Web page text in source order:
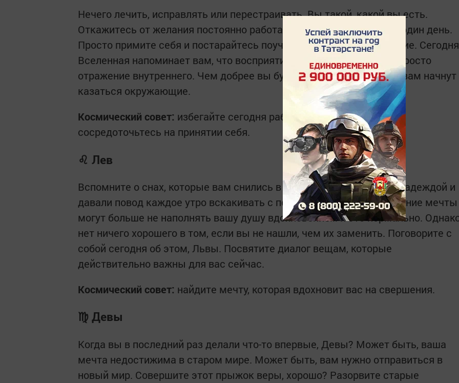
Нечего лечить, исправлять или перестраивать. Вы такой, какой вы есть.
Откажитесь от желания постоянно работать над собой хотя бы на один день.
Просто примите себя и постарайтесь поучить от жизни удовольствие. Сегодня
Вселенная напоминает вам, что восприятие внешнего мира – это просто
отражение внутреннего. Чем добрее вы будете к себе, тем добрее вам начнут
казаться окружающие.
Космический совет: избегайте сегодня работы над собой, лучше
сосредоточьтесь на принятии себя.
♌ Лев
Вспомните о снах, которые вам снились в юности. Они наполняли надеждой и
давали повод каждое утро вскакивать с постели, не так ли? Тогдашние мечты
могут больше не наполнять вашу душу вдохновением и это нормально.
нет ничего хорошего в том, если вы не нашли, чем их заменить. Поговорите с
собой сегодня об этом, Львы. Посвятите диалог вещам, которые
действительно важны для вас сейчас.
Космический совет: найдите мечту, которая вдохновит вас на свершения.
♍ Девы
Когда вы в последний раз делали что-то впервые, Девы? Может быть, ваша
мечта недостижима в старом мире. Может быть, вам нужно отправиться в
новый мир. Совершите этот прыжок веры, хорошо? Разорвите старые